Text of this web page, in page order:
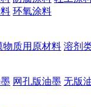
环氧涂料
物质用原材料 溶剂
网孔版油墨 无版